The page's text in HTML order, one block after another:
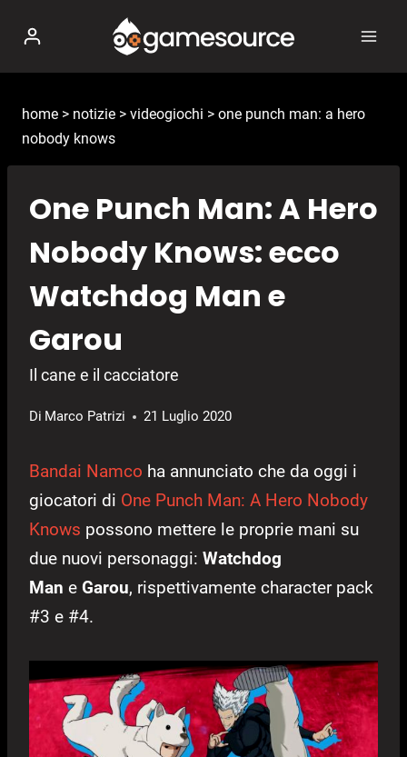
contenuto
home > notizie > videogiochi > one punch man: a hero
nobody knows
One Punch Man: A Hero
Nobody Knows: ecco
Watchdog Man e
Garou
Il cane e il cacciatore
Di Marco Patrizi 21 Luglio 2020
Bandai Namco ha annunciato che da oggi i
giocatori di One Punch Man: A Hero Nobody
Knows possono mettere le proprie mani su
due nuovi personaggi: Watchdog
Man e Garou, rispettivamente character pack
#3 e #4.